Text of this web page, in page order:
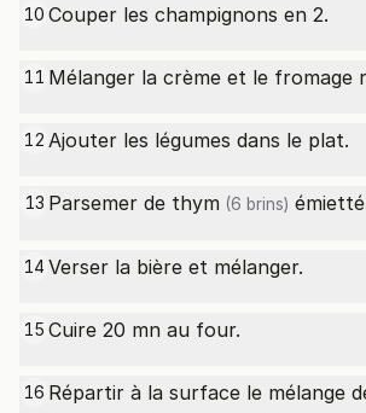
10 Couper les champignons en 2.
11 Mélanger la crème et le fromage
12 Ajouter les légumes dans le plat.
13 Parsemer de thym (6 brins)
14 Verser la bière et mélanger.
15 Cuire 20 mn au four.
16 Répartir à la surface le mélange